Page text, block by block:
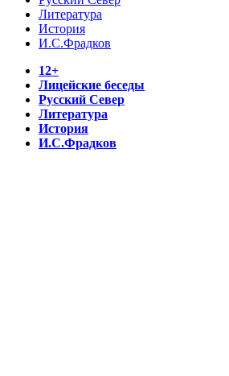
Литература
История
И.С.Фрадков
12+
Лицейские беседы
Русский Север
Литература
История
И.С.Фрадков